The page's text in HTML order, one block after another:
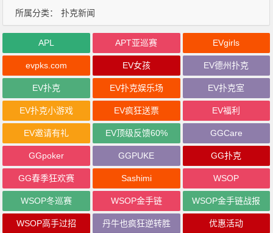
所属分类： 扑克新闻
APL APT亚巡赛 EVgirls
evpks.com EV女孩 EV德州扑克
EV扑克 EV扑克娱乐场 EV扑克室
EV扑克小游戏 EV疯狂送票 EV福利
EV邀请有礼 EV顶级反馈60% GGCare
GGpoker GGPUKE GG扑克
GG春季狂欢赛 Sashimi WSOP
WSOP冬巡赛 WSOP金手链 WSOP金手链战报
WSOP高手过招 丹牛也疯狂逆转胜 优惠活动